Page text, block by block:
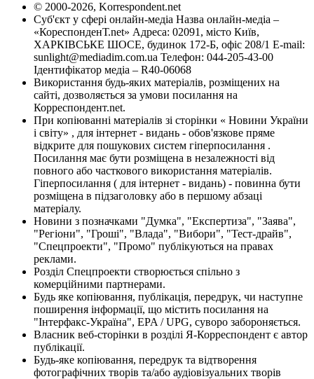
© 2000-2026, Korrespondent.net
Суб'єкт у сфері онлайн-медіа Назва онлайн-медіа –
«КореспонденТ.net» Адреса: 02091, місто Київ,
ХАРКІВСЬКЕ ШОСЕ, будинок 172-Б, офіс 208/1 E-mail:
sunlight@mediadim.com.ua Телефон: 044-205-43-00
Ідентифікатор медіа – R40-06068
Використання будь-яких матеріалів, розміщених на
сайті, дозволяється за умови посилання на
Корреспондент.net.
При копіюванні матеріалів зі сторінки « Новини України
і світу» , для інтернет - видань - обов'язкове пряме
відкрите для пошукових систем гіперпосилання .
Посилання має бути розміщена в незалежності від
повного або часткового використання матеріалів.
Гіперпосилання ( для інтернет - видань) - повинна бути
розміщена в підзаголовку або в першому абзаці
матеріалу.
Новини з позначками "Думка", "Експертиза", "Заява",
"Регіони", "Гроші", "Влада", "Вибори", "Тест-драйв",
"Спецпроекти", "Промо" публікуються на правах
реклами.
Розділ Спецпроекти створюється спільно з
комерційними партнерами.
Будь яке копіювання, публікація, передрук, чи наступне
поширення інформації, що містить посилання на
"Інтерфакс-Україна", EPA / UPG, суворо забороняється.
Власник веб-сторінки в розділі Я-Корреспондент є автор
публікації.
Будь-яке копіювання, передрук та відтворення
фотографічних творів та/або аудіовізуальних творів